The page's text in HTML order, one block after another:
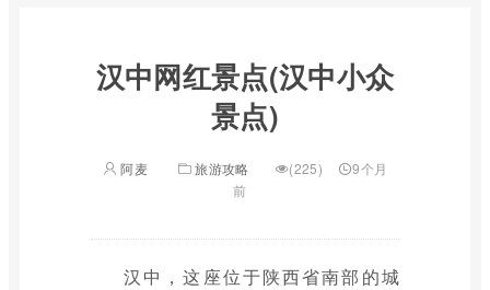
汉中网红景点(汉中小众
景点)
阿麦 旅游攻略 (225)
9个月
前
汉中，这座位于陕西省南部的城